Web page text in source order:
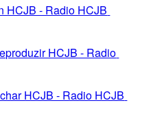
HCJB - Radio HCJB
HCJB - Radio
HCJB - Radio HCJB